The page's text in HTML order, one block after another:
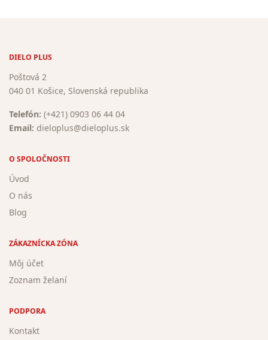
DIELO PLUS
Poštová 2
040 01 Košice, Slovenská republika
Telefón: (+421) 0903 06 44 04
Email: dieloplus@dieloplus.sk
O SPOLOČNOSTI
Úvod
O nás
Blog
ZÁKAZNÍCKA ZÓNA
Môj účet
Zoznam želaní
PODPORA
Kontakt